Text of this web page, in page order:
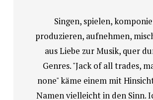
Singen, spielen,
produzieren, aufnehmen,
aus Liebe zur Musik, quer
Genres. "Jack of all trades,
none" käme einem mit
Namen vielleicht in den Sinn.